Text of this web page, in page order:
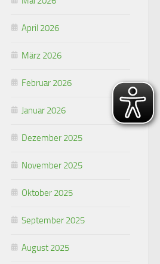
April 2026
März 2026
Februar 2026
Januar 2026
Dezember 2025
November 2025
Oktober 2025
September 2025
August 2025